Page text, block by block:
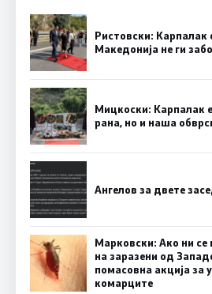
Ристовски: Карпалак
Македонија не ги
Мицкоски: Карпалак
рана, но и наша
Ангелов за двете
Марковски: Ако ни се
на заразени од
помасовна акција за
комарците